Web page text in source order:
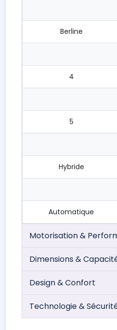
Berline
4
5
Hybride
Automatique
Motorisation &
Dimensions &
Design & Confort
Technologie &